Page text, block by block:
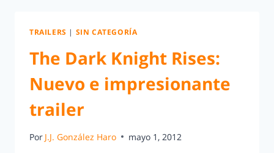
TRAILERS | SIN CATEGORÍA
The Dark Knight Rises:
Nuevo e impresionante
trailer
Por J.J. González Haro mayo 1, 2012